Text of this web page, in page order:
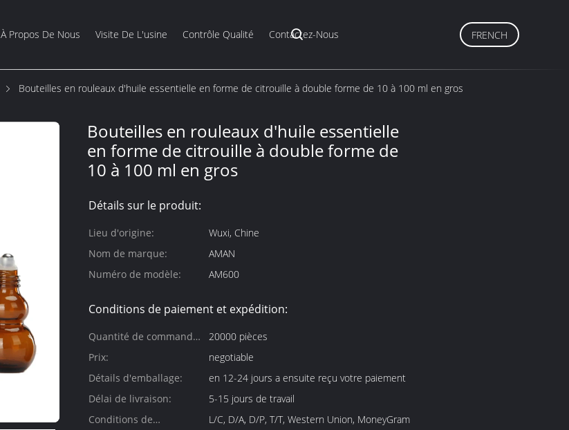
À Propos De Nous Visite De L'usine Contrôle Qualité Contactez-Nous FRENCH
Bouteilles en rouleaux d'huile essentielle en forme de citrouille à double forme de 10 à 100 ml en gros
Bouteilles en rouleaux d'huile essentielle
en forme de citrouille à double forme de
10 à 100 ml en gros
Détails sur le produit:
Lieu d'origine:
Wuxi, Chine
Nom de marque:
AMAN
Numéro de modèle:
AM600
Conditions de paiement et expédition:
Quantité de commande
min:
20000 pièces
Prix:
negotiable
Détails d'emballage:
en 12-24 jours a ensuite reçu votre paiement
Délai de livraison:
5-15 jours de travail
Conditions de
L/C, D/A, D/P, T/T, Western Union, MoneyGram